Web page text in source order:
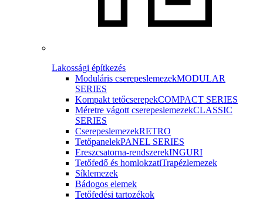
Lakossági építkezés
Moduláris cserepeslemezekMODULAR
SERIES
Kompakt tetőcserepekCOMPACT SERIES
Méretre vágott cserepeslemezekCLASSIC
SERIES
CserepeslemezekRETRO
TetőpanelekPANEL SERIES
Ereszcsatorna-rendszerekINGURI
Tetőfedő és homlokzatiTrapézlemezek
Síklemezek
Bádogos elemek
Tetőfedési tartozékok